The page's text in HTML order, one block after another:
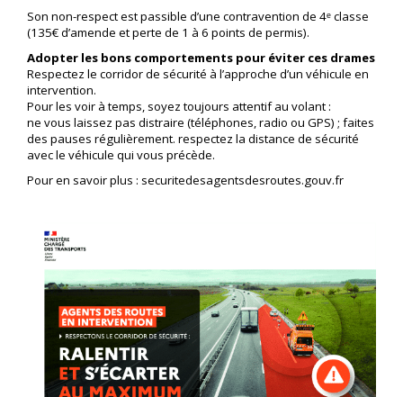
Son non-respect est passible d’une contravention de 4ᵉ classe
(135€ d’amende et perte de 1 à 6 points de permis).
Adopter les bons comportements pour éviter ces drames
Respectez le corridor de sécurité à l’approche d’un véhicule en
intervention.
Pour les voir à temps, soyez toujours attentif au volant :
ne vous laissez pas distraire (téléphones, radio ou GPS) ; faites
des pauses régulièrement. respectez la distance de sécurité
avec le véhicule qui vous précède.
Pour en savoir plus : securitedesagentsdesroutes.gouv.fr